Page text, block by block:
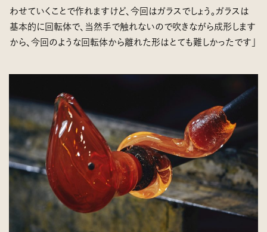
わせていくことで作れますけど、今回はガラスでしょう。ガラスは
基本的に回転体で、当然手で触れないので吹きながら成形します
から、今回のような回転体から離れた形はとても難しかったです」